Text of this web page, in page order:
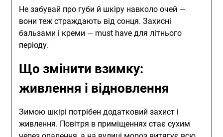
Не забувай про губи й шкіру навколо очей —
вони теж страждають від сонця. Захисні
бальзами і креми — must have для літнього
періоду.
Що змінити взимку:
живлення і відновлення
Зимою шкірі потрібен додатковий захист і
живлення. Повітря в приміщеннях стає сухим